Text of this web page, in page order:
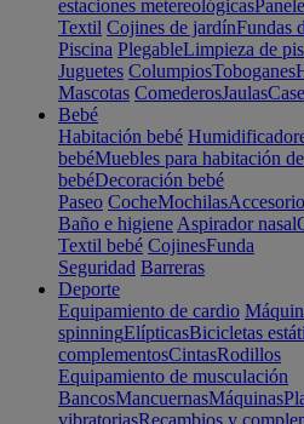
estaciones metereológicas
Textil Cojines de jardínFundas
Piscina PlegableLimpieza de
Juguetes ColumpiosToboganes
Mascotas ComederosJaulas
Bebé
Habitación bebé
bebéMuebles para habitación
bebéDecoración bebé
Paseo CocheMochilas
Baño e higiene Aspirador nasal
Textil bebé CojinesFunda
Seguridad Barreras
Deporte
Equipamiento de cardio
spinningElípticasBicicletas
complementosCintasRodillos
Equipamiento de musculación
BancosMancuernasMáquinas
vibratoriasRecambios y